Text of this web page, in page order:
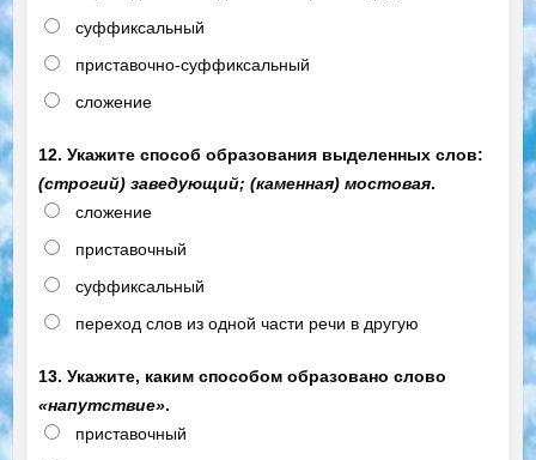
суффиксальный
приставочно-суффиксальный
сложение
12. Укажите способ образования выделенных слов:
(строгий) заведующий; (каменная) мостовая.
сложение
приставочный
суффиксальный
переход слов из одной части речи в другую
13. Укажите, каким способом образовано слово
«напутствие».
приставочный